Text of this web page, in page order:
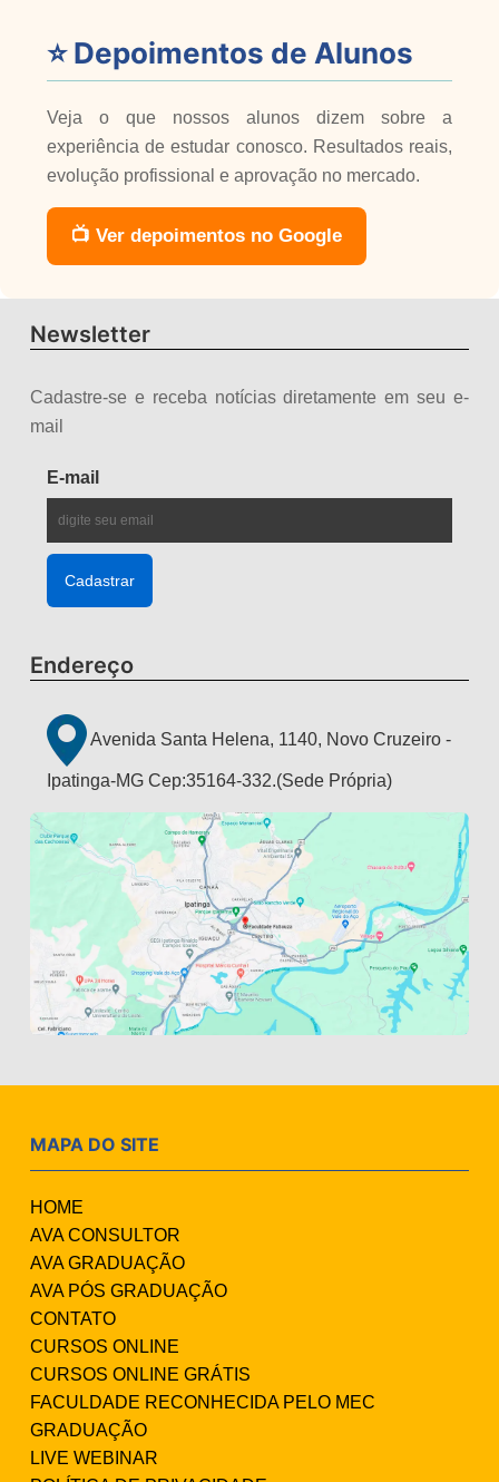
⭐ Depoimentos de Alunos
Veja o que nossos alunos dizem sobre a
experiência de estudar conosco. Resultados reais,
evolução profissional e aprovação no mercado.
📺 Ver depoimentos no Google
Newsletter
Cadastre-se e receba notícias diretamente em seu e-
mail
E-mail
Endereço
Avenida Santa Helena, 1140, Novo Cruzeiro -
Ipatinga-MG Cep:35164-332.(Sede Própria)
MAPA DO SITE
HOME
AVA CONSULTOR
AVA GRADUAÇÃO
AVA PÓS GRADUAÇÃO
CONTATO
CURSOS ONLINE
CURSOS ONLINE GRÁTIS
FACULDADE RECONHECIDA PELO MEC
GRADUAÇÃO
LIVE WEBINAR